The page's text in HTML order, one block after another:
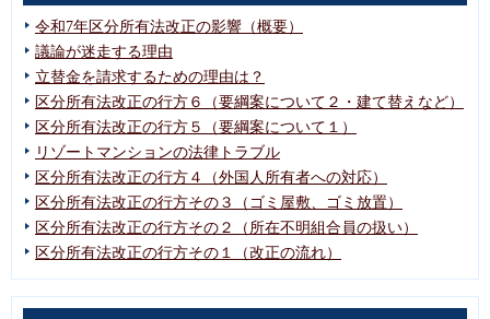
令和7年区分所有法改正の影響（概要）
議論が迷走する理由
立替金を請求するための理由は？
区分所有法改正の行方６（要綱案について２・建て替えなど）
区分所有法改正の行方５（要綱案について１）
リゾートマンションの法律トラブル
区分所有法改正の行方４（外国人所有者への対応）
区分所有法改正の行方その３（ゴミ屋敷、ゴミ放置）
区分所有法改正の行方その２（所在不明組合員の扱い）
区分所有法改正の行方その１（改正の流れ）